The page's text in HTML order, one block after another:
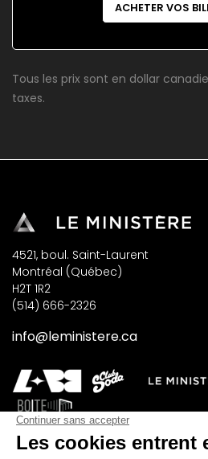
ACHETER VOS
Tous les prix sont en dollar
taxes.
4521, boul. Saint-Laurent
Montréal (Québec)
H2T 1R2
(514) 666-2326
info@leministere.ca